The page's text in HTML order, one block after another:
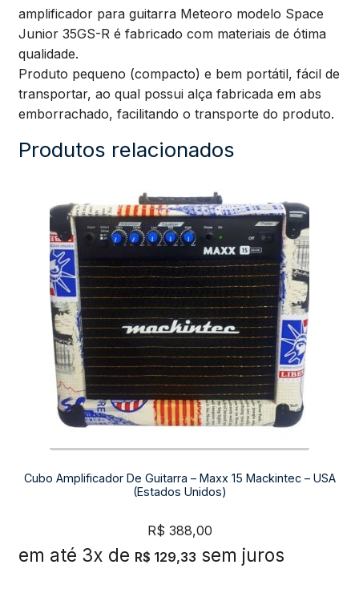
25W
Reverb
quantidade
amplificador para guitarra Meteoro modelo Space
Junior 35GS-R é fabricado com materiais de ótima
qualidade.
Produto pequeno (compacto) e bem portátil, fácil de
transportar, ao qual possui alça fabricada em abs
emborrachado, facilitando o transporte do produto.
Produtos relacionados
Cubo Amplificador De Guitarra – Maxx 15 Mackintec – USA
(Estados Unidos)
R$ 388,00
em até 3x de R$ 129,33 sem juros